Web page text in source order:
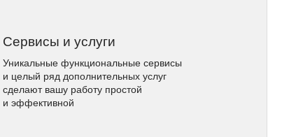
Сервисы и услуги
Уникальные функциональные сервисы
и целый ряд дополнительных услуг
сделают вашу работу простой
и эффективной